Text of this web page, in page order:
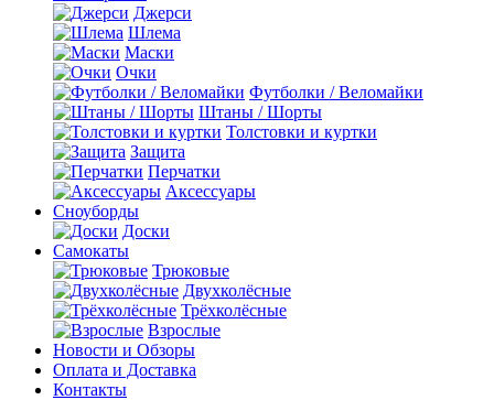
Джерси
Шлема
Маски
Очки
Футболки / Веломайки
Штаны / Шорты
Толстовки и куртки
Защита
Перчатки
Аксессуары
Сноуборды
Доски
Самокаты
Трюковые
Двухколёсные
Трёхколёсные
Взрослые
Новости и Обзоры
Оплата и Доставка
Контакты